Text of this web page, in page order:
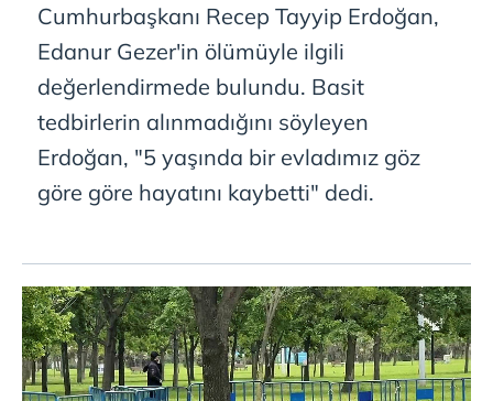
Cumhurbaşkanı Recep Tayyip Erdoğan,
Edanur Gezer'in ölümüyle ilgili
değerlendirmede bulundu. Basit
tedbirlerin alınmadığını söyleyen
Erdoğan, "5 yaşında bir evladımız göz
göre göre hayatını kaybetti" dedi.